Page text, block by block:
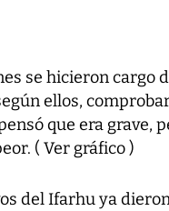
se hicieron cargo
ellos,
que era grave,
( Ver gráfico )
del Ifarhu ya